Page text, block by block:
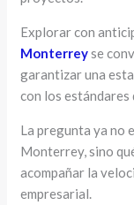
Explorar con
Monterreyse
garantizar una
con los
La pregunta ya no
Monterrey, sino
acompañar la
empresarial.